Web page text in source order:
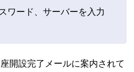
ワード、サーバーを入力
開設完了メールに案内されて